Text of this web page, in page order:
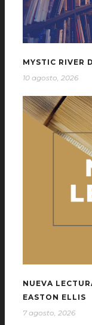
MYSTIC RIVER
10 agosto, 2026
NUEVA
EASTON ELLIS
7 agosto, 2026